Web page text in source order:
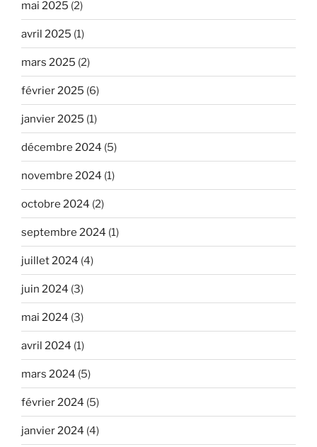
mai 2025 (2)
avril 2025 (1)
mars 2025 (2)
février 2025 (6)
janvier 2025 (1)
décembre 2024 (5)
novembre 2024 (1)
octobre 2024 (2)
septembre 2024 (1)
juillet 2024 (4)
juin 2024 (3)
mai 2024 (3)
avril 2024 (1)
mars 2024 (5)
février 2024 (5)
janvier 2024 (4)